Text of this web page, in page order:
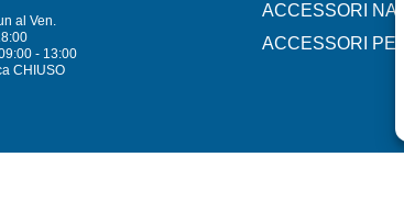
al Ven.
- 13:00
CHIUSO
ACCESSORI
ACCESSORI